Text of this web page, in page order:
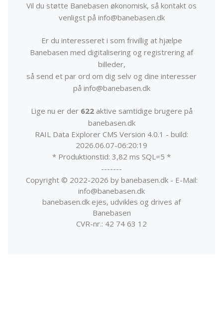
Vil du støtte Banebasen økonomisk, så kontakt os
venligst på info@banebasen.dk
Er du interesseret i som frivillig at hjælpe
Banebasen med digitalisering og registrering af
billeder,
så send et par ord om dig selv og dine interesser
på info@banebasen.dk
Lige nu er der 622aktive samtidige brugere på
banebasen.dk
RAIL Data Explorer CMS Version 4.0.1 - build:
2026.06.07-06:20:19
* Produktionstid: 3,82 ms SQL=5 *
-------
Copyright © 2022-2026 by banebasen.dk - E-Mail:
info@banebasen.dk
banebasen.dk ejes, udvikles og drives af
Banebasen
CVR-nr.: 42 74 63 12